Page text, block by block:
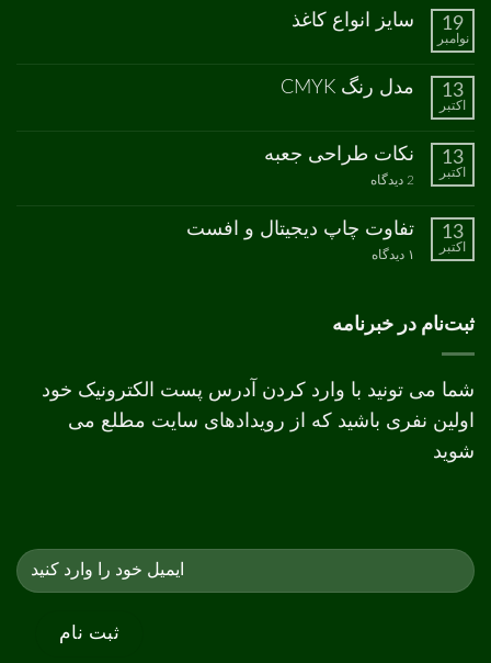
برای
چاپ
ثبت
نشده
19
نوامبر
سایز انواع کاغذ
سایز
نشده
13
اکتبر
مدل رنگ CMYK
برای
مدل
رنگ
CMYK
ثبت
نشده
13
اکتبر
نکات طراحی جعبه
2 دیدگاه
برای
جعبه
13
اکتبر
تفاوت چاپ دیجیتال و افست
۱ دیدگاه
برای
افست
ثبت‌نام در خبرنامه
شما می تونید با وارد کردن آدرس پست الکترونیک خود
اولین نفری باشید که از رویدادهای سایت مطلع می
شوید